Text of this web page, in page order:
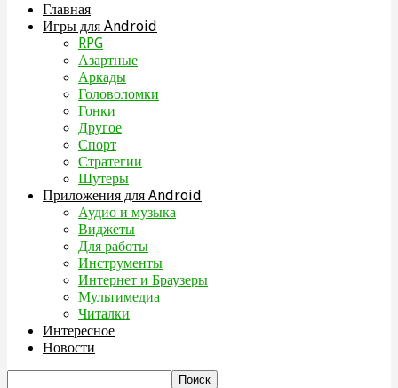
Главная
Игры для Android
RPG
Азартные
Аркады
Головоломки
Гонки
Другое
Спорт
Стратегии
Шутеры
Приложения для Android
Аудио и музыка
Виджеты
Для работы
Инструменты
Интернет и Браузеры
Мультимедиа
Читалки
Интересное
Новости